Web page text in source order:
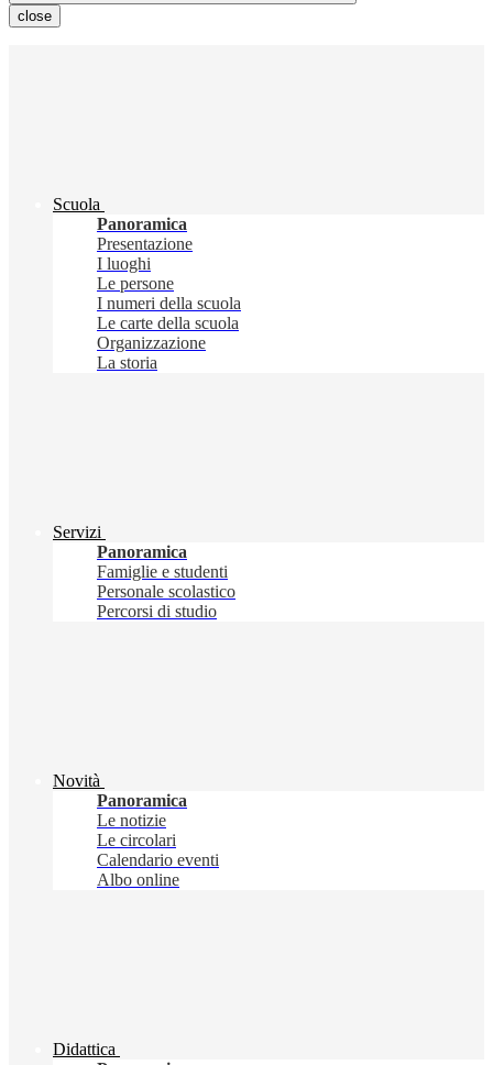
close
Scuola
Panoramica
Presentazione
I luoghi
Le persone
I numeri della scuola
Le carte della scuola
Organizzazione
La storia
Servizi
Panoramica
Famiglie e studenti
Personale scolastico
Percorsi di studio
Novità
Panoramica
Le notizie
Le circolari
Calendario eventi
Albo online
Didattica